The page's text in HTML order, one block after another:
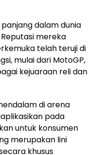
dalam dunia
mereka
telah teruji di
mulai dari MotoGP,
kejuaraan reli dan
di arena
pada
untuk konsumen
merupakan lini
khusus